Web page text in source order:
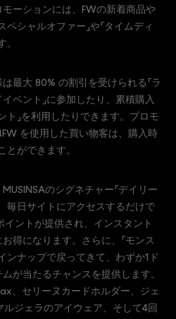
ーションには、FWの新着商品や
シャルオファー」や「タイムディ
。
最大 80% の割引を受けられる「ラ
ベント」に参加したり、累積購入
ト」を利用したりできます。プロモ
を使用した買い物客は、購入時
とができます。
のシグネチャー「デイリー
毎日サイトにアクセスするだけで
イントが提供され、インスタント
得になります。さらに、「モンス
ンナップで戻ってきて、わずか1ド
が当たるチャンスを提供します。
、セリーヌカードホルダー、ジェ
ジェラのアイウェア、そして4回